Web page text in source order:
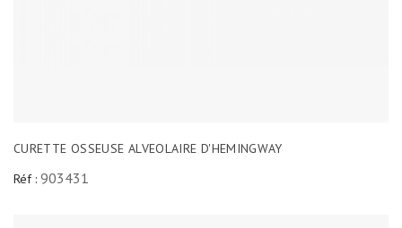
CURETTE OSSEUSE ALVEOLAIRE D'HEMINGWAY
Réf : 903431